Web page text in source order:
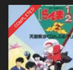
COMPLETED